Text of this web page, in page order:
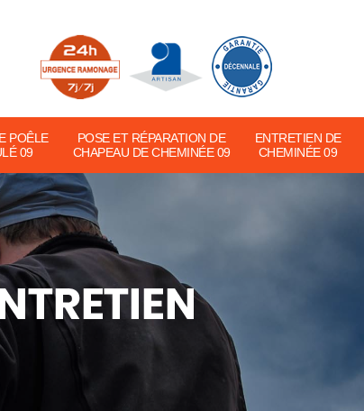
POÊLE
09
POSE ET RÉPARATION DE
CHAPEAU DE CHEMINÉE 09
ENTRETIEN DE
CHEMINÉE 09